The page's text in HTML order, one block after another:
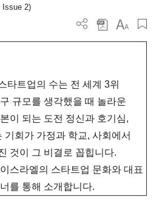
Issue 2)
타트업의 수는 전 세계 3위
규모를 생각했을 때 놀라운
이 되는 도전 정신과 호기심,
기회가 가정과 학교, 사회에서
것이 그 비결로 꼽힙니다.
스라엘의 스타트업 문화와 대표
를 통해 소개합니다.